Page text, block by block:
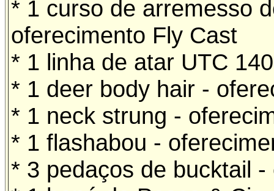
* 1 curso de arremesso
oferecimento Fly Cast
* 1 linha de atar UTC
* 1 deer body hair -
* 1 neck strung -
* 1 flashabou -
* 3 pedaços de bucktail